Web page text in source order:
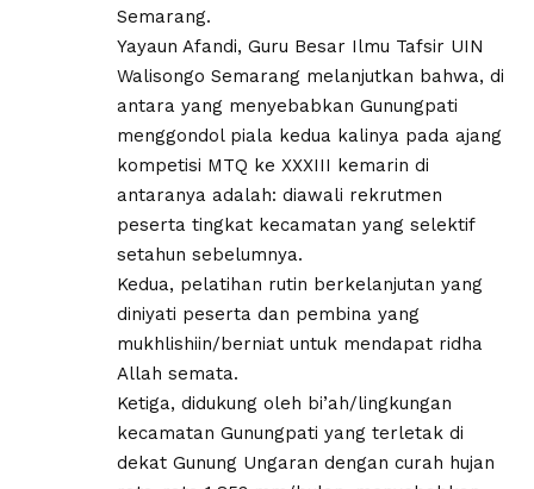
Semarang.
Yayaun Afandi, Guru Besar Ilmu Tafsir UIN
Walisongo Semarang melanjutkan bahwa, di
antara yang menyebabkan Gunungpati
menggondol piala kedua kalinya pada ajang
kompetisi MTQ ke XXXIII kemarin di
antaranya adalah: diawali rekrutmen
peserta tingkat kecamatan yang selektif
setahun sebelumnya.
Kedua, pelatihan rutin berkelanjutan yang
diniyati peserta dan pembina yang
mukhlishiin/berniat untuk mendapat ridha
Allah semata.
Ketiga, didukung oleh bi’ah/lingkungan
kecamatan Gunungpati yang terletak di
dekat Gunung Ungaran dengan curah hujan